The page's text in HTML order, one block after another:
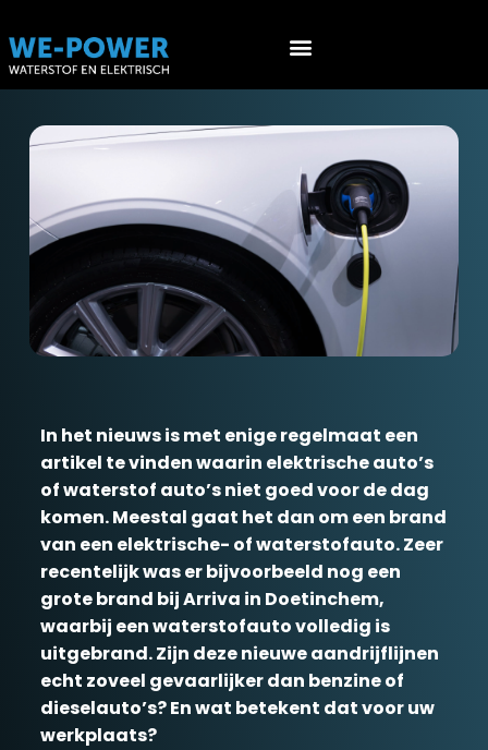
In het nieuws is met enige regelmaat een
artikel te vinden waarin elektrische auto’s
of waterstof auto’s niet goed voor de dag
komen. Meestal gaat het dan om een brand
van een elektrische- of waterstofauto. Zeer
recentelijk was er bijvoorbeeld nog een
grote brand bij Arriva in Doetinchem,
waarbij een waterstofauto volledig is
uitgebrand. Zijn deze nieuwe aandrijflijnen
echt zoveel gevaarlijker dan benzine of
dieselauto’s? En wat betekent dat voor uw
werkplaats?